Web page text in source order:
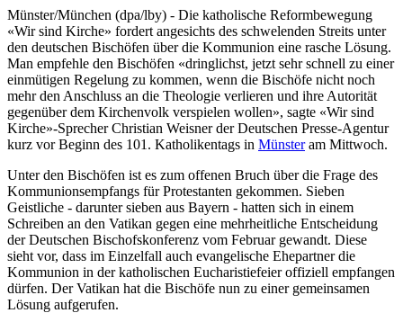
Münster/München (dpa/lby) - Die katholische Reformbewegung
«Wir sind Kirche» fordert angesichts des schwelenden Streits unter
den deutschen Bischöfen über die Kommunion eine rasche Lösung.
Man empfehle den Bischöfen «dringlichst, jetzt sehr schnell zu einer
einmütigen Regelung zu kommen, wenn die Bischöfe nicht noch
mehr den Anschluss an die Theologie verlieren und ihre Autorität
gegenüber dem Kirchenvolk verspielen wollen», sagte «Wir sind
Kirche»-Sprecher Christian Weisner der Deutschen Presse-Agentur
kurz vor Beginn des 101. Katholikentags in Münsteram Mittwoch.
Unter den Bischöfen ist es zum offenen Bruch über die Frage des
Kommunionsempfangs für Protestanten gekommen. Sieben
Geistliche - darunter sieben aus Bayern - hatten sich in einem
Schreiben an den Vatikan gegen eine mehrheitliche Entscheidung
der Deutschen Bischofskonferenz vom Februar gewandt. Diese
sieht vor, dass im Einzelfall auch evangelische Ehepartner die
Kommunion in der katholischen Eucharistiefeier offiziell empfangen
dürfen. Der Vatikan hat die Bischöfe nun zu einer gemeinsamen
Lösung aufgerufen.